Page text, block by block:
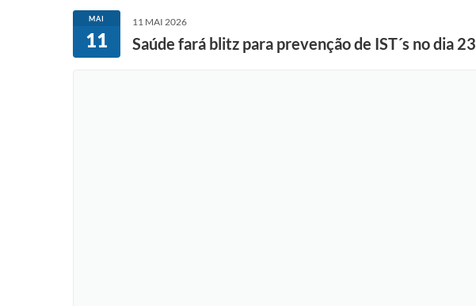
MAI
11
11 MAI 2026
Saúde fará blitz para prevenção de IST´s no dia 23